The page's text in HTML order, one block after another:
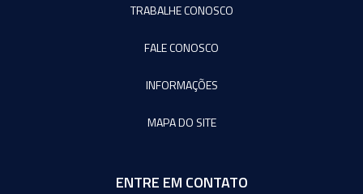
TRABALHE CONOSCO
FALE CONOSCO
INFORMAÇÕES
MAPA DO SITE
ENTRE EM CONTATO